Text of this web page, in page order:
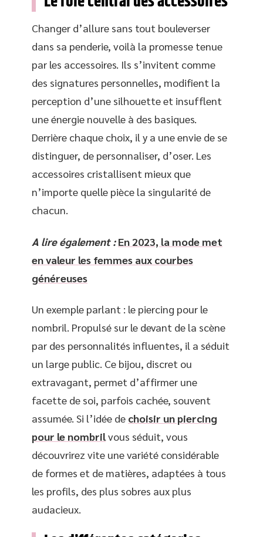
Changer d’allure sans tout bouleverser
dans sa penderie, voilà la promesse tenue
par les accessoires. Ils s’invitent comme
des signatures personnelles, modifient la
perception d’une silhouette et insufflent
une énergie nouvelle à des basiques.
Derrière chaque choix, il y a une envie de se
distinguer, de personnaliser, d’oser. Les
accessoires cristallisent mieux que
n’importe quelle pièce la singularité de
chacun.
A lire également : En 2023, la mode met
en valeur les femmes aux courbes
généreuses
Un exemple parlant : le piercing pour le
nombril. Propulsé sur le devant de la scène
par des personnalités influentes, il a séduit
un large public. Ce bijou, discret ou
extravagant, permet d’affirmer une
facette de soi, parfois cachée, souvent
assumée. Si l’idée de choisir un piercing
pour le nombrilvous séduit, vous
découvrirez vite une variété considérable
de formes et de matières, adaptées à tous
les profils, des plus sobres aux plus
audacieux.